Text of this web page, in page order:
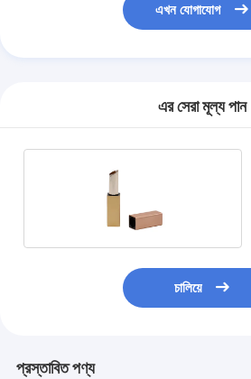
এখন যোগাযোগ
এর সেরা মূল্য পান
চালিয়ে
প্রস্তাবিত পণ্য